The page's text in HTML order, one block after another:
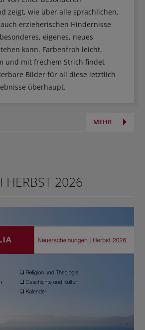
zeigt, wie über alle sprachlichen,
erzieherischen Hindernisse
eigenes, neues
kann. Farbenfroh leicht,
und mit frechem Strich findet
Bilder für all diese letztlich
überhaupt.
MEHR
HERBST 2026